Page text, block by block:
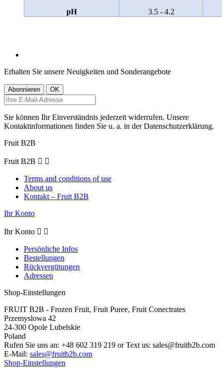
pH
3.5 - 4.2
Erhalten Sie unsere Neuigkeiten und Sonderangebote
Sie können Ihr Einverständnis jederzeit widerrufen. Unsere
Kontaktinformationen finden Sie u. a. in der Datenschutzerklärung.
Fruit B2B
Fruit B2B  
Terms and conditions of use
About us
Kontakt – Fruit B2B
Ihr Konto
Ihr Konto  
Persönliche Infos
Bestellungen
Rückvergütungen
Adressen
Shop-Einstellungen
FRUIT B2B - Frozen Fruit, Fruit Puree, Fruit Conectrates
Przemyslowa 42
24-300 Opole Lubelskie
Poland
Rufen Sie uns an: +48 602 319 219 or Text us: sales@fruitb2b.com
E-Mail: sales@fruitb2b.com
Shop-Einstellungen